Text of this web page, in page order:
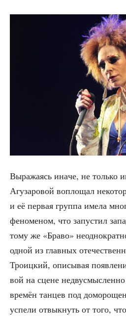
Выра­жа­ясь ина­че, не толь­ко
Агу­за­ро­вой вопло­щал
и её пер­вая груп­па име­ла
фено­ме­ном, что запу­стил
тому же «Бра­во»
одной из глав­ных
Тро­иц­кий, опи­сы­вая
вой на сцене
вре­мён тан­цев под
успе­ли отвык­нуть от того,